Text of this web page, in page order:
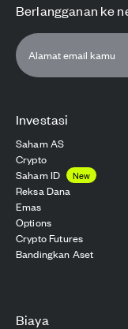
Investasi
Saham AS
Crypto
Saham ID
New
Reksa Dana
Emas
Options
Crypto Futures
Bandingkan Aset
Biaya
Berlangganan ke